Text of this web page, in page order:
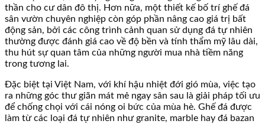
thần cho cư dân đô thị. Hơn nữa, một thiết kế bố trí ghế đá
sân vườn chuyên nghiệp còn góp phần nâng cao giá trị bất
động sản, bởi các công trình cảnh quan sử dụng đá tự nhiên
thường được đánh giá cao về độ bền và tính thẩm mỹ lâu dài,
thu hút sự quan tâm của những người mua nhà tiềm năng
trong tương lai.
Đặc biệt tại Việt Nam, với khí hậu nhiệt đới gió mùa, việc tạo
ra những góc thư giãn mát mẻ ngay sân sau là giải pháp tối ưu
để chống chọi với cái nóng oi bức của mùa hè. Ghế đá được
làm từ các loại đá tự nhiên như granite, marble hay đá bazan